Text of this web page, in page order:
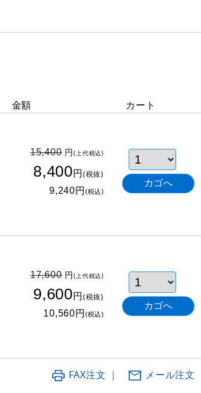
金額 カート
15,400円(上代税込)
8,400円(税抜)
9,240円(税込)
17,600円(上代税込)
9,600円(税抜)
10,560円(税込)
FAX注文 ｜ メール注文